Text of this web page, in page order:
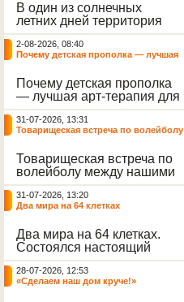
духотища не испортили
нам игровую программу
под названием «Лето.
Солнце. Жара», а
наоборот стали
источником для отличного
настроения.
В один из солнечных
летних дней территория
нашего Центра
превратилась в настоящую
картинную галерею под
Воспитанники с азартом
взялись за цветные мелки,
чтобы подарить
асфальтированным
дорожкам яркие краски
лета.
2-08-2026, 08:40
Почему детская прополка — лучшая
Почему детская прополка
— лучшая арт-терапия для
воспитателя?
31-07-2026, 13:31
Товарищеская встреча по волейболу
Товарищеская встреча по
волейболу между нашими
воспитанниками и
сельскими ребятами.
31-07-2026, 13:20
Два мира на 64 клетках
Два мира на 64 клетках.
Состоялся настоящий
интеллектуальный
праздник — турнир по
шахматам и шашкам.
28-07-2026, 12:53
«Сделаем наш дом круче!»